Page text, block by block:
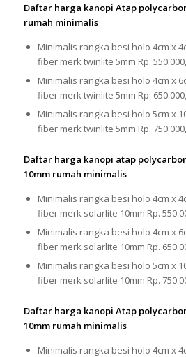
Daftar harga kanopi Atap
rumah minimalis
Minimalis rangka besi holo 4cm x
fiber merk twinlite 5mm Rp.
Minimalis rangka besi holo 4cm x
fiber merk twinlite 5mm Rp.
Minimalis rangka besi holo 5cm x
fiber merk twinlite 5mm Rp.
Daftar harga kanopi atap
10mm rumah minimalis
Minimalis rangka besi holo 4cm x
fiber merk solarlite 10mm Rp.
Minimalis rangka besi holo 4cm x
fiber merk solarlite 10mm Rp.
Minimalis rangka besi holo 5cm x
fiber merk solarlite 10mm Rp.
Daftar harga kanopi Atap
10mm rumah minimalis
Minimalis rangka besi holo 4cm x